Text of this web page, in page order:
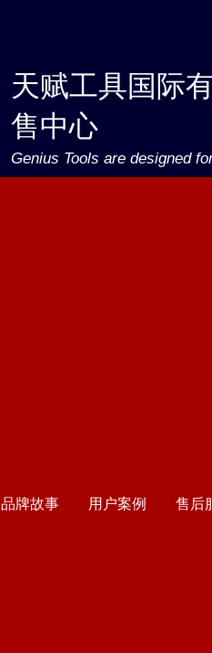
天赋工具国际
售中心
Genius Tools are designed
品牌故事 用户案例 售后